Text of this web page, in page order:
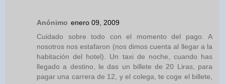
Anónimo enero 09, 2009
Cuidado sobre todo con el momento del pago. A
nosotros nos estafaron (nos dimos cuenta al llegar a la
habitación del hotel). Un taxi de noche, cuando has
llegado a destino, le das un billete de 20 Liras, para
pagar una carrera de 12, y el colega, te coge el billete,